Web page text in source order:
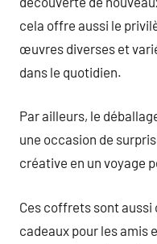
cela offre aussi le
œuvres diverses et
dans le quotidien.
Par ailleurs, le
une occasion de
créative en un voyage
Ces coffrets sont aussi
cadeaux pour les amis